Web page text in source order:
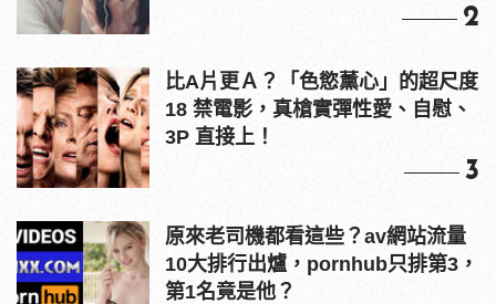
2
比A片更Ａ？「色慾薰心」的超尺度
18 禁電影，真槍實彈性愛、自慰、
3P 直接上！
3
原來老司機都看這些？av網站流量
10大排行出爐，pornhub只排第3，
第1名竟是他？